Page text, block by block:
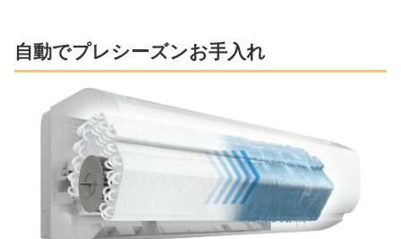
自動でプレシーズンお手入れ